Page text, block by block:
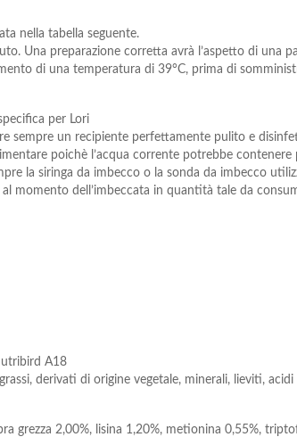
nella tabella seguente.
Una preparazione corretta avrà l’aspetto di una
di una temperatura di 39°C, prima di
per Lori
sempre un recipiente perfettamente pulito e
poichè l’acqua corrente potrebbe
la siringa da imbecco o la sonda da imbecco
momento dell’imbeccata in quantità tale da
A18
derivati di origine vegetale, minerali, lieviti,
grezza 2,00%, lisina 1,20%, metionina 0,55%,